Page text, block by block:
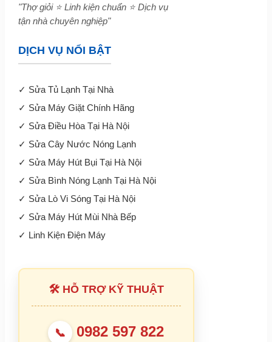
"Thợ giỏi ⭐ Linh kiện chuẩn ⭐ Dịch vụ
tận nhà chuyên nghiệp"
DỊCH VỤ NỔI BẬT
✓ Sửa Tủ Lạnh Tại Nhà
✓ Sửa Máy Giặt Chính Hãng
✓ Sửa Điều Hòa Tại Hà Nội
✓ Sửa Cây Nước Nóng Lạnh
✓ Sửa Máy Hút Bụi Tại Hà Nội
✓ Sửa Bình Nóng Lạnh Tại Hà Nội
✓ Sửa Lò Vi Sóng Tại Hà Nội
✓ Sửa Máy Hút Mùi Nhà Bếp
✓ Linh Kiện Điện Máy
🛠 HỖ TRỢ KỸ THUẬT
📞 0982 597 822